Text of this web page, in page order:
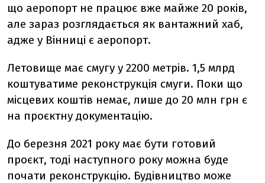
що аеропорт не працює вже майже 20 років,
але зараз розглядається як вантажний хаб,
адже у Вінниці є аеропорт.
Летовище має смугу у 2200 метрів. 1,5 млрд
коштуватиме реконструкція смуги. Поки що
місцевих коштів немає, лише до 20 млн грн є
на проєктну документацію.
До березня 2021 року має бути готовий
проєкт, тоді наступного року можна буде
почати реконструкцію. Будівництво може